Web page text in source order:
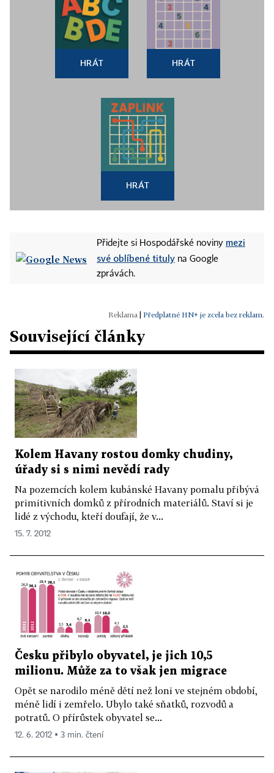
HRÁT HRÁT
HRÁT
Přidejte si Hospodářské noviny mezi
své oblíbené tituly na Google
zprávách.
Předplatné HN+ je zcela bez reklam.
Související články
Kolem Havany rostou domky chudiny,
úřady si s nimi nevědí rady
Na pozemcích kolem kubánské Havany pomalu přibývá
primitivních domků z přírodních materiálů. Staví si je
lidé z východu, kteří doufají, že v...
15. 7. 2012
Česku přibylo obyvatel, je jich 10,5
milionu. Může za to však jen migrace
Opět se narodilo méně dětí než loni ve stejném období,
méně lidí i zemřelo. Ubylo také sňatků, rozvodů a
potratů. O přírůstek obyvatel se...
12. 6. 2012 ▪ 3 min. čtení